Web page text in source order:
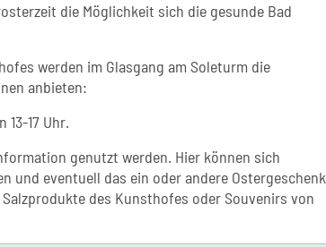
die Möglichkeit sich die gesunde Bad
werden im Glasgang am Soleturm die
anbieten:
13-17 Uhr.
genutzt werden. Hier können sich
und eventuell das ein oder andere Ostergeschenk
des Kunsthofes oder Souvenirs von